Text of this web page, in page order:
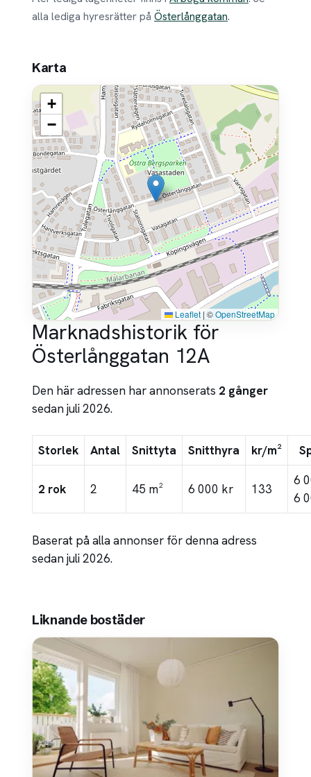
alla lediga hyresrätter på Österlånggatan.
Karta
+
−
Leaflet | ©OpenStreetMap
Marknadshistorik för
Österlånggatan 12A
Den här adressen har annonserats 2 gånger
sedan juli 2026.
Storlek Antal Snittyta Snitthyra kr/m²
2 rok 2 45 m² 6 000 kr 133
6
6
Baserat på alla annonser för denna adress
sedan juli 2026.
Liknande bostäder